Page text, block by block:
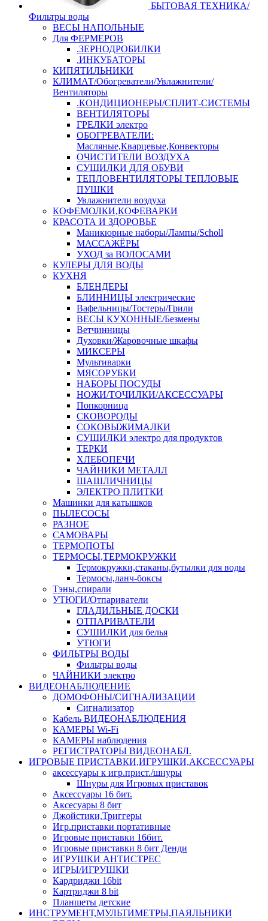
БЫТОВАЯ ТЕХНИКА/
Фильтры воды
ВЕСЫ НАПОЛЬНЫЕ
Для ФЕРМЕРОВ
.ЗЕРНОДРОБИЛКИ
.ИНКУБАТОРЫ
КИПЯТИЛЬНИКИ
КЛИМАТ/Обогреватели/Увлажнители/
Вентиляторы
.КОНДИЦИОНЕРЫ/СПЛИТ-СИСТЕМЫ
ВЕНТИЛЯТОРЫ
ГРЕЛКИ электро
ОБОГРЕВАТЕЛИ:
Масляные,Кварцевые,Конвекторы
ОЧИСТИТЕЛИ ВОЗДУХА
СУШИЛКИ ДЛЯ ОБУВИ
ТЕПЛОВЕНТИЛЯТОРЫ ТЕПЛОВЫЕ
ПУШКИ
Увлажнители воздуха
КОФЕМОЛКИ,КОФЕВАРКИ
КРАСОТА И ЗДОРОВЬЕ
Маникюрные наборы/Лампы/Scholl
МАССАЖЁРЫ
УХОД за ВОЛОСАМИ
КУЛЕРЫ ДЛЯ ВОДЫ
КУХНЯ
БЛЕНДЕРЫ
БЛИННИЦЫ электрические
Вафельницы/Тостеры/Грили
ВЕСЫ КУХОННЫЕ/Безмены
Ветчинницы
Духовки/Жаровочные шкафы
МИКСЕРЫ
Мультиварки
МЯСОРУБКИ
НАБОРЫ ПОСУДЫ
НОЖИ/ТОЧИЛКИ/АКСЕССУАРЫ
Попкорница
СКОВОРОДЫ
СОКОВЫЖИМАЛКИ
СУШИЛКИ электро для продуктов
ТЕРКИ
ХЛЕБОПЕЧИ
ЧАЙНИКИ МЕТАЛЛ
ШАШЛИЧНИЦЫ
ЭЛЕКТРО ПЛИТКИ
Машинки для катышков
ПЫЛЕСОСЫ
РАЗНОЕ
САМОВАРЫ
ТЕРМОПОТЫ
ТЕРМОСЫ,ТЕРМОКРУЖКИ
Термокружки,стаканы,бутылки для воды
Термосы,ланч-боксы
Тэны,спирали
УТЮГИ/Отпариватели
ГЛАДИЛЬНЫЕ ДОСКИ
ОТПАРИВАТЕЛИ
СУШИЛКИ для белья
УТЮГИ
ФИЛЬТРЫ ВОДЫ
Фильтры воды
ЧАЙНИКИ электро
ВИДЕОНАБЛЮДЕНИЕ
ДОМОФОНЫ/СИГНАЛИЗАЦИИ
Сигнализатор
Кабель ВИДЕОНАБЛЮДЕНИЯ
КАМЕРЫ Wi-Fi
КАМЕРЫ наблюдения
РЕГИСТРАТОРЫ ВИДЕОНАБЛ.
ИГРОВЫЕ ПРИСТАВКИ,ИГРУШКИ,АКСЕССУАРЫ
аксесcуары к игр.прист./шнуры
Шнуры для Игровых приставок
Аксессуары 16 бит.
Аксесуары 8 бит
Джойстики,Триггеры
Игр.приставки портативные
Игровые приставки 16бит.
Игровые приставки 8 бит Денди
ИГРУШКИ АНТИСТРЕС
ИГРЫ/ИГРУШКИ
Кардриджи 16bit
Картриджи 8 bit
Планшеты детские
ИНСТРУМЕНТ,МУЛЬТИМЕТРЫ,ПАЯЛЬНИКИ